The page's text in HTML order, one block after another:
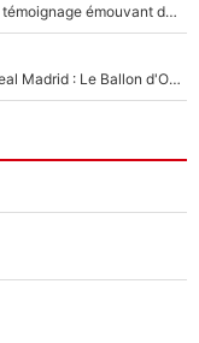
F1 : « Je lui ai fait un câlin, puis j’ai dû partir...», le témoignage émouvant de Max Verstappen sur sa fille
Coup de théâtre en Espagne, Rodri va trahir le Real Madrid : Le Ballon d'Or a choisi de signer au FC Barcelone !